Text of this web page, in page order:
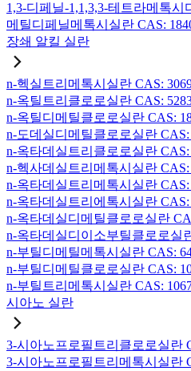
1,3-디페닐-1,1,3,3-테트라메톡시
메틸디페닐메톡시실란 CAS:
장쇄 알킬 실란
n-헥실트리메톡시실란 CAS:
n-옥틸트리클로로실란 CAS:
n-옥틸디메틸클로로실란 CAS:
n-도데실디메틸클로로실란 CAS:
n-옥타데실트리클로로실란 CAS:
n-헥사데실트리메톡시실란 CAS:
n-옥타데실트리메톡시실란 CAS:
n-옥타데실트리에톡시실란 CAS:
n-옥타데실디메틸클로로실란
n-옥타데실디이소부틸클로로실
n-부틸디메틸메톡시실란 CAS:
n-부틸디메틸클로로실란 CAS:
n-부틸트리메톡시실란 CAS:
시아노 실란
3-시아노프로필트리클로로실란
3-시아노프로필트리메톡시실란